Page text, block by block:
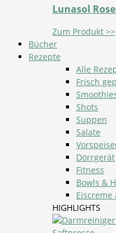
Lunasol
Zum Produkt >>
Bücher
Rezepte
Alle
Frisch
Shots
Suppen
Salate
Dörrgerät
Fitness
Bowls &
Eiscreme
HIGHLIGHTS